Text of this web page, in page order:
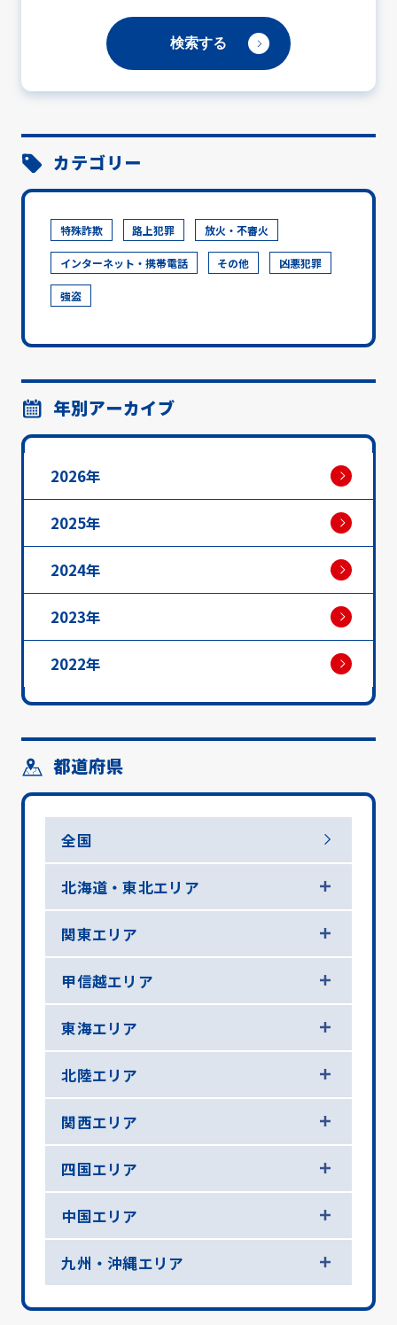
カテゴリー
特殊詐欺 路上犯罪 放火・不審火
インターネット・携帯電話 その他 凶悪犯罪
強盗
年別アーカイブ
2026年
2025年
2024年
2023年
2022年
都道府県
全国
北海道・東北エリア
関東エリア
甲信越エリア
東海エリア
北陸エリア
関西エリア
四国エリア
中国エリア
九州・沖縄エリア